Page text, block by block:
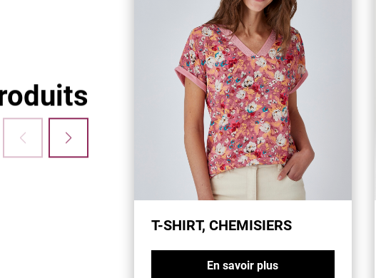
T-SHIRT, CHEMISIERS
En savoir plus